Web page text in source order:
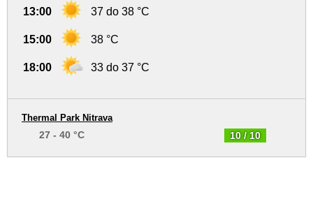
13:00 37 do 38 °C
15:00 38 °C
18:00 33 do 37 °C
10 / 10
Thermal Park Nitrava
27 - 40 °C